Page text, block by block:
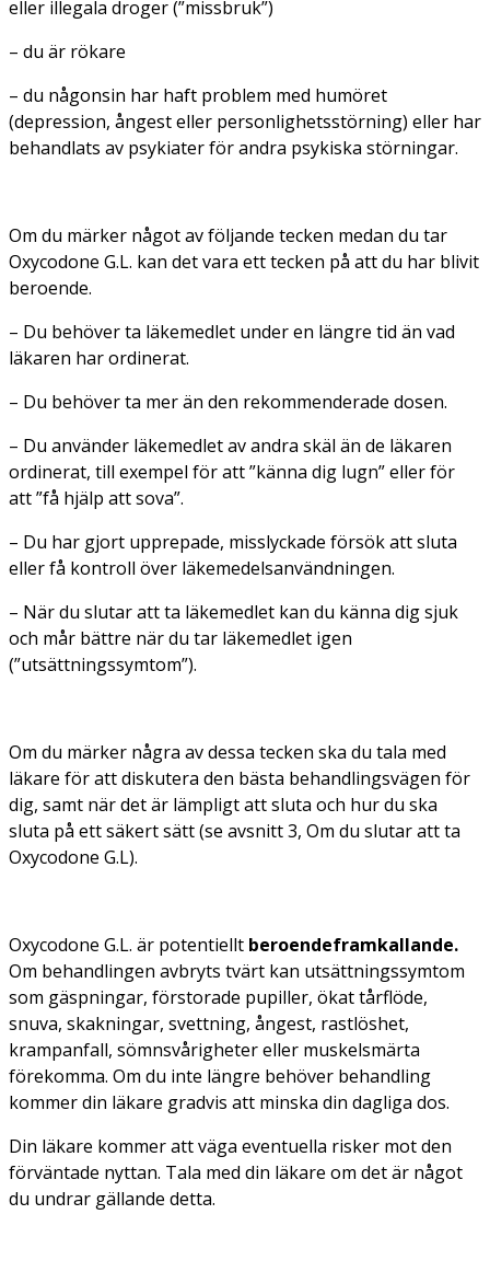
eller illegala droger (”missbruk”)
– du är rökare
– du någonsin har haft problem med humöret
(depression, ångest eller personlighetsstörning) eller har
behandlats av psykiater för andra psykiska störningar.
Om du märker något av följande tecken medan du tar
Oxycodone G.L. kan det vara ett tecken på att du har blivit
beroende.
– Du behöver ta läkemedlet under en längre tid än vad
läkaren har ordinerat.
– Du behöver ta mer än den rekommenderade dosen.
– Du använder läkemedlet av andra skäl än de läkaren
ordinerat, till exempel för att ”känna dig lugn” eller för
att ”få hjälp att sova”.
– Du har gjort upprepade, misslyckade försök att sluta
eller få kontroll över läkemedelsanvändningen.
– När du slutar att ta läkemedlet kan du känna dig sjuk
och mår bättre när du tar läkemedlet igen
(”utsättningssymtom”).
Om du märker några av dessa tecken ska du tala med
läkare för att diskutera den bästa behandlingsvägen för
dig, samt när det är lämpligt att sluta och hur du ska
sluta på ett säkert sätt (se avsnitt 3, Om du slutar att ta
Oxycodone G.L).
Oxycodone G.L. är potentiellt beroendeframkallande.
Om behandlingen avbryts tvärt kan utsättningssymtom
som gäspningar, förstorade pupiller, ökat tårflöde,
snuva, skakningar, svettning, ångest, rastlöshet,
krampanfall, sömnsvårigheter eller muskelsmärta
förekomma. Om du inte längre behöver behandling
kommer din läkare gradvis att minska din dagliga dos.
Din läkare kommer att väga eventuella risker mot den
förväntade nyttan. Tala med din läkare om det är något
du undrar gällande detta.